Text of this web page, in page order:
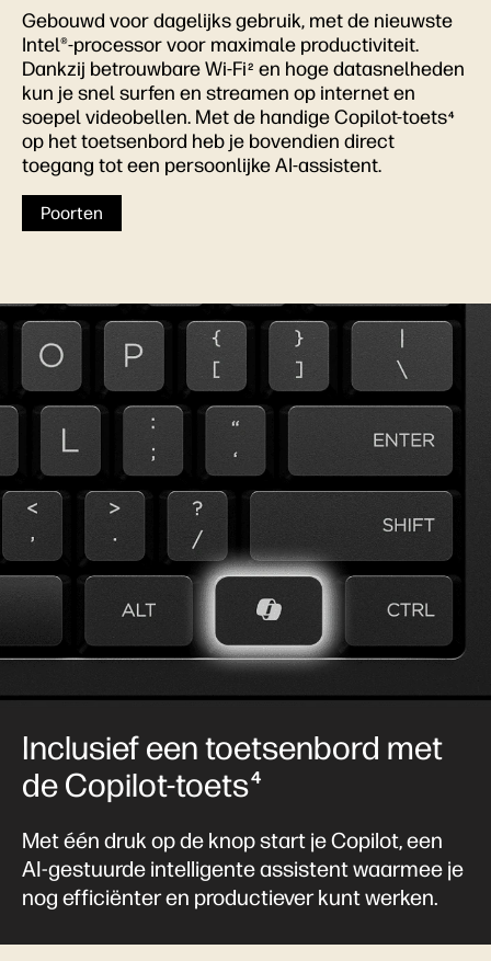
Gebouwd voor dagelijks gebruik, met de nieuwste
Intel®-processor voor maximale productiviteit.
Dankzij betrouwbare Wi-Fi 2 en hoge datasnelheden
kun je snel surfen en streamen op internet en
soepel videobellen. Met de handige Copilot-toets4
op het toetsenbord heb je bovendien direct
toegang tot een persoonlijke AI-assistent.
Poorten
Inclusief een toetsenbord met
de Copilot-toets4
Met één druk op de knop start je Copilot, een
AI-gestuurde intelligente assistent waarmee je
nog efficiënter en productiever kunt werken.